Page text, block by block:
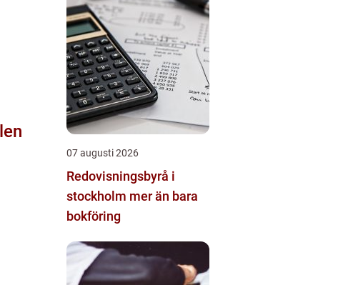
07 augusti 2026
Redovisningsbyrå i
stockholm mer än bara
bokföring